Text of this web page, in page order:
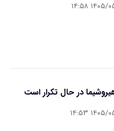
۱۵ ۱۴:۵۸
در حال تکرار است
۱۵ ۱۴:۵۳